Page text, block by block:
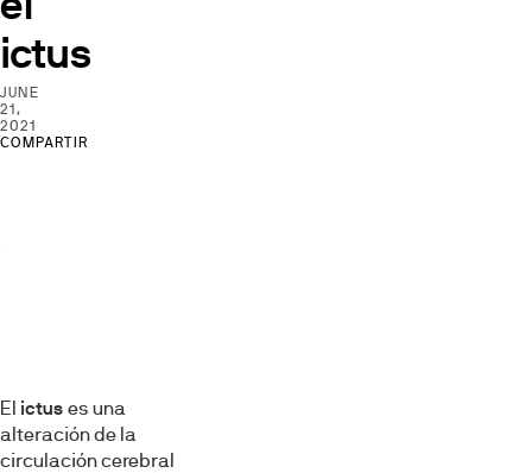
ictus
JUNE
21,
2021
COMPARTIR
El ictus es una
alteración de la
circulación cerebral